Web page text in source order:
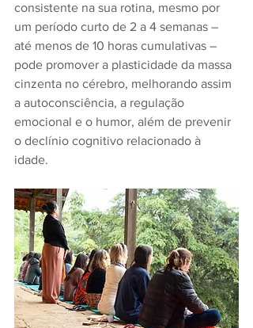
consistente na sua rotina, mesmo por
um período curto de 2 a 4 semanas –
até menos de 10 horas cumulativas –
pode promover a plasticidade da massa
cinzenta no cérebro, melhorando assim
a autoconsciência, a regulação
emocional e o humor, além de prevenir
o declínio cognitivo relacionado à
idade.